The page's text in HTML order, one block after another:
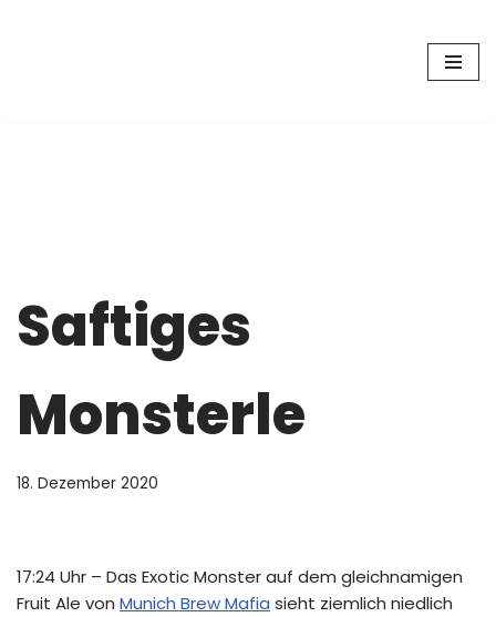
Saftiges
Monsterle
18. Dezember 2020
17:24 Uhr – Das Exotic Monster auf dem gleichnamigen
Fruit Ale von Munich Brew Mafia sieht ziemlich niedlich